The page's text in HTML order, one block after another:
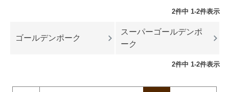
2件中 1-2件表示
ゴールデンポーク
スーパーゴールデンポ
ーク
2件中 1-2件表示